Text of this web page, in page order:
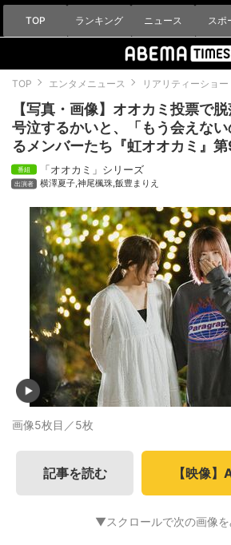
TOP ランキング ニュース スポ
TOP エンタメニュース リアリティーショー
【写真・画像】オオカミ投票で
号泣するかいと、「もう会えない
るメンバーたち『虹オオカミ』
「オオカミ」シリーズ
横澤夏子,神尾楓珠,飯豊まりえ
画像5枚目／5枚
記事を読む 【映像
▼スクロールで次の画像